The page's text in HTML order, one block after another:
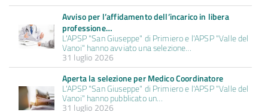
Avviso per l’affidamento dell’incarico in libera
professione…
L'APSP "San Giuseppe" di Primiero e l'APSP "Valle del
Vanoi" hanno avviato una selezione…
31 luglio 2026
Aperta la selezione per Medico Coordinatore
L'APSP "San Giuseppe" di Primiero e l'APSP "Valle del
Vanoi" hanno pubblicato un…
31 luglio 2026